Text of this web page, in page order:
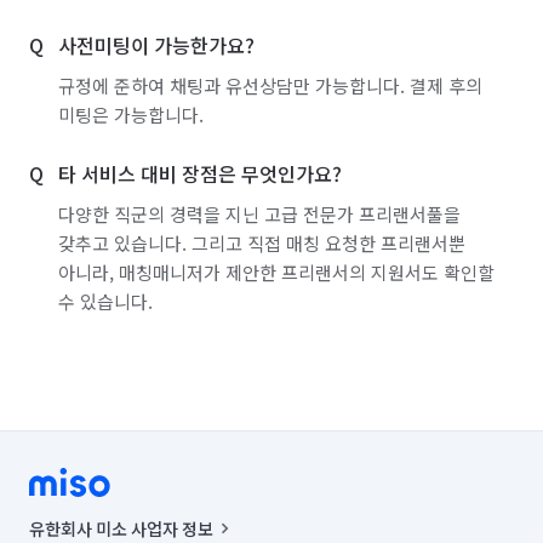
사전미팅이 가능한가요?
규정에 준하여 채팅과 유선상담만 가능합니다. 결제 후의
미팅은 가능합니다.
타 서비스 대비 장점은 무엇인가요?
다양한 직군의 경력을 지닌 고급 전문가 프리랜서풀을
갖추고 있습니다. 그리고 직접 매칭 요청한 프리랜서뿐
아니라, 매칭매니저가 제안한 프리랜서의 지원서도 확인할
수 있습니다.
유한회사 미소 사업자 정보